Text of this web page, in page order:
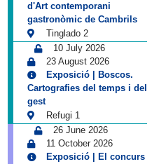
d'Art contemporani
gastronòmic de Cambrils
Tinglado 2
10 July 2026
23 August 2026
Exposició | Boscos.
Cartografies del temps i del
gest
Refugi 1
26 June 2026
11 October 2026
Exposició | El concurs